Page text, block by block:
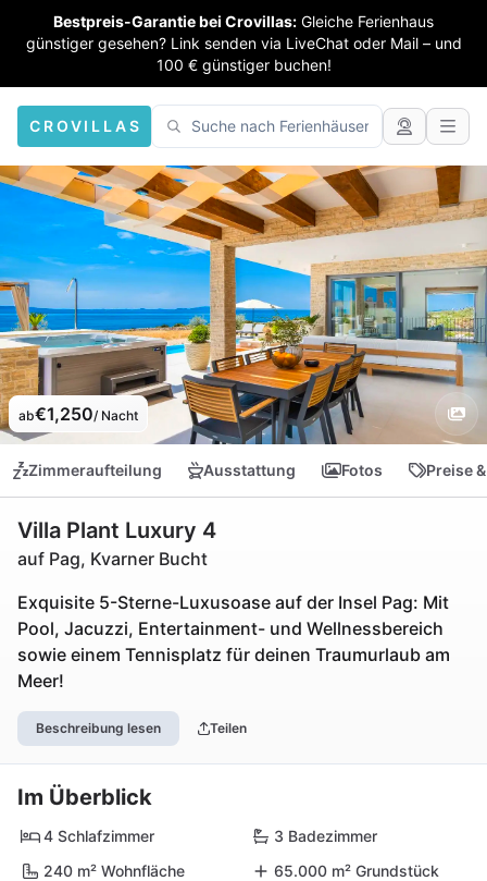
Bestpreis-Garantie bei Crovillas: Gleiche Ferienhaus
günstiger gesehen? Link senden via LiveChat oder Mail – und
100 € günstiger buchen!
CROVILLAS
ab€1,250/ Nacht
Zimmeraufteilung Ausstattung Fotos Preise
Villa Plant Luxury 4
auf Pag, Kvarner Bucht
Exquisite 5-Sterne-Luxusoase auf der Insel Pag: Mit
Pool, Jacuzzi, Entertainment- und Wellnessbereich
sowie einem Tennisplatz für deinen Traumurlaub am
Meer!
Beschreibung lesen Teilen
Im Überblick
4 Schlafzimmer
3 Badezimmer
240 m² Wohnfläche
65.000 m² Grundstück